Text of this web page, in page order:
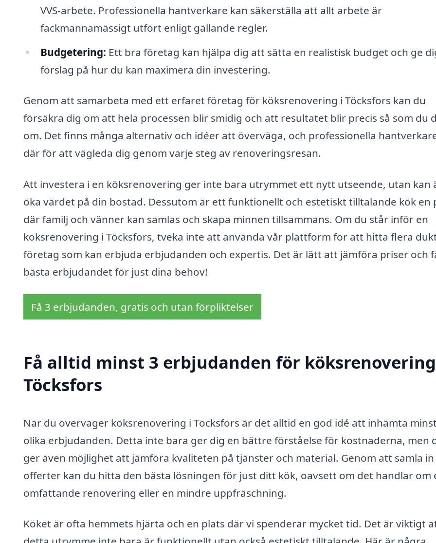
VVS-arbete. Professionella hantverkare kan säkerställa att allt arbete är
fackmannamässigt utfört enligt gällande regler.
Budgetering: Ett bra företag kan hjälpa dig att sätta en realistisk budget och ge
förslag på hur du kan maximera din investering.
Genom att samarbeta med ett erfaret företag för köksrenovering i Töcksfors kan du
försäkra dig om att hela processen blir smidig och att resultatet blir precis så som du
om. Det finns många alternativ och idéer att överväga, och professionella
där för att vägleda dig genom varje steg av renoveringsresan.
Att investera i en köksrenovering ger inte bara utrymmet ett nytt utseende, utan kan
öka värdet på din bostad. Dessutom är ett funktionellt och estetiskt tilltalande kök en
där familj och vänner kan samlas och skapa minnen tillsammans. Om du står inför en
köksrenovering i Töcksfors, tveka inte att använda vår plattform för att hitta flera
företag som kan erbjuda erbjudanden och expertis. Det är lätt att jämföra priser och
bästa erbjudandet för just dina behov!
Få 3 erbjudanden, gratis och utan förpliktelser
Få alltid minst 3 erbjudanden för
Töcksfors
När du överväger köksrenovering i Töcksfors är det alltid en god idé att inhämta
olika erbjudanden. Detta inte bara ger dig en bättre förståelse för kostnaderna, men
ger även möjlighet att jämföra kvaliteten på tjänster och material. Genom att samla
offerter kan du hitta den bästa lösningen för just ditt kök, oavsett om det handlar om
omfattande renovering eller en mindre uppfräschning.
Köket är ofta hemmets hjärta och en plats där vi spenderar mycket tid. Det är viktigt